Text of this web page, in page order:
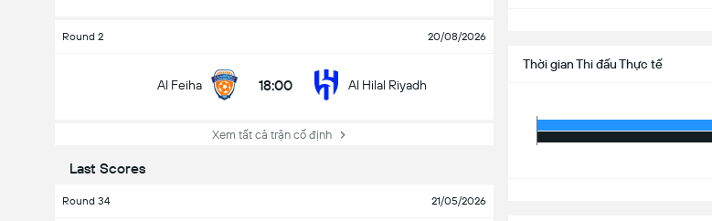
Round 2 20/08/2026
Al Feiha 18:00 Al Hilal Riyadh
Xem tất cả trận cố định
Last Scores
Round 34 21/05/2026
Thời gian Thi đấu Thực tế